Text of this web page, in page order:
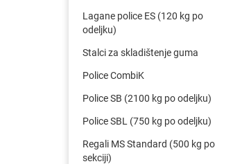
Lagane police ES (120 kg po
odeljku)
Stalci za skladištenje guma
Police CombiK
Police SB (2100 kg po odeljku)
Police SBL (750 kg po odeljku)
Regali MS Standard (500 kg po
sekciji)